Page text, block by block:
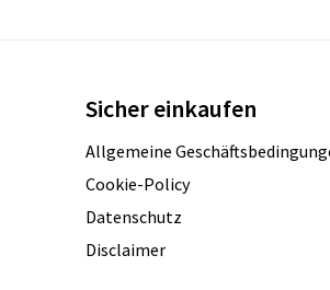
Sicher einkaufen
Allgemeine
Cookie-Policy
Datenschutz
Disclaimer